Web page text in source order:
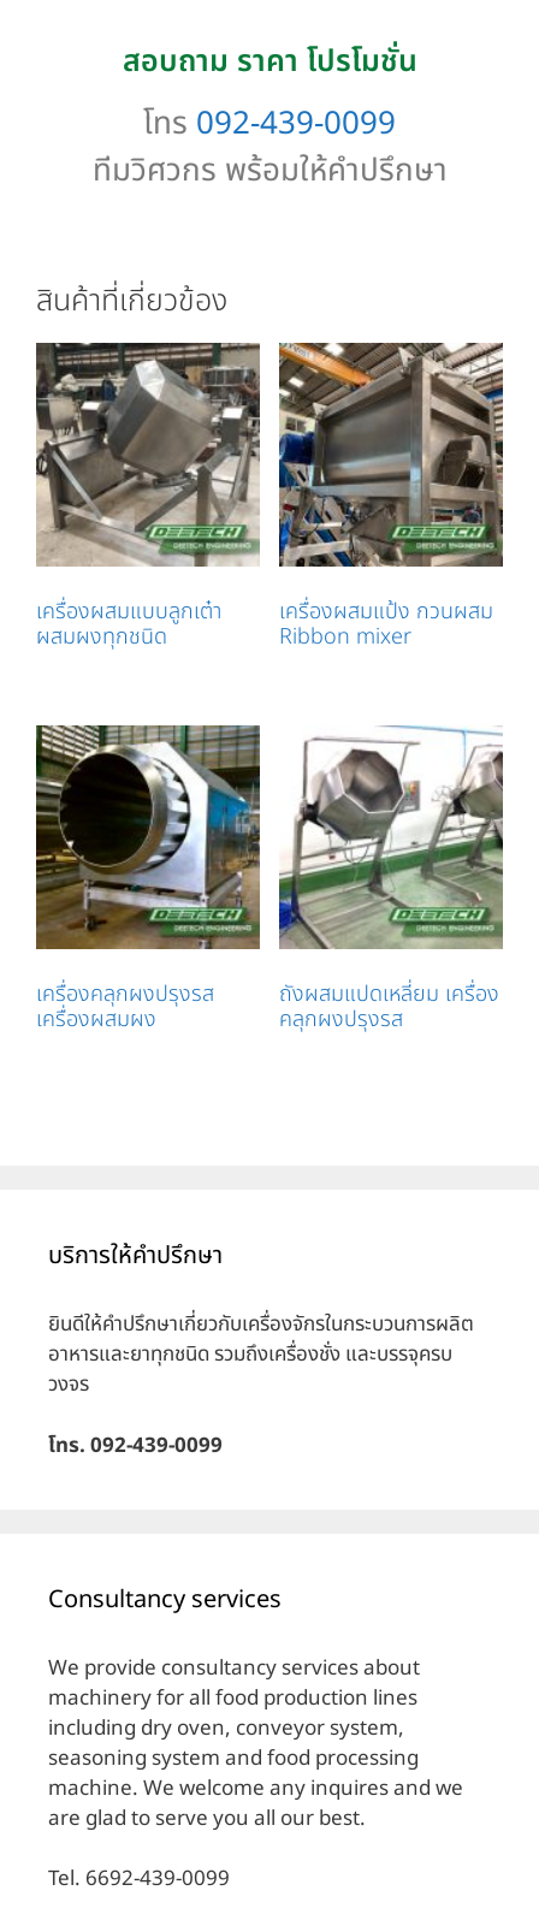
สอบถาม ราคา โปรโมชั่น
โทร 092-439-0099
ทีมวิศวกร พร้อมให้คำปรึกษา
สินค้าที่เกี่ยวข้อง
เครื่องผสมแบบลูกเต๋า
ผสมผงทุกชนิด
เครื่องผสมแป้ง กวนผสม
Ribbon mixer
เครื่องคลุกผงปรุงรส
เครื่องผสมผง
ถังผสมแปดเหลี่ยม เครื่อง
คลุกผงปรุงรส
บริการให้คำปรึกษา
ยินดีให้คำปรึกษาเกี่ยวกับเครื่องจักรในกระบวนการผลิต
อาหารและยาทุกชนิด รวมถึงเครื่องชั่ง และบรรจุครบ
วงจร
โทร. 092-439-0099
Consultancy services
We provide consultancy services about
machinery for all food production lines
including dry oven, conveyor system,
seasoning system and food processing
machine. We welcome any inquires and we
are glad to serve you all our best.
Tel. 6692-439-0099